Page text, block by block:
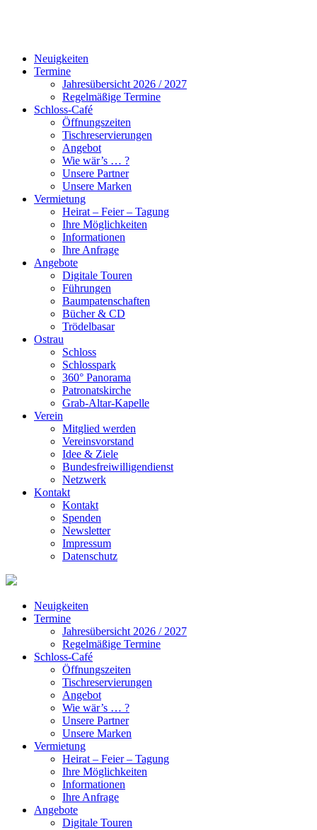
Neuigkeiten
Termine
Jahresübersicht 2026 / 2027
Regelmäßige Termine
Schloss-Café
Öffnungszeiten
Tischreservierungen
Angebot
Wie wär’s … ?
Unsere Partner
Unsere Marken
Vermietung
Heirat – Feier – Tagung
Ihre Möglichkeiten
Informationen
Ihre Anfrage
Angebote
Digitale Touren
Führungen
Baumpatenschaften
Bücher & CD
Trödelbasar
Ostrau
Schloss
Schlosspark
360° Panorama
Patronatskirche
Grab-Altar-Kapelle
Verein
Mitglied werden
Vereinsvorstand
Idee & Ziele
Bundesfreiwilligendienst
Netzwerk
Kontakt
Kontakt
Spenden
Newsletter
Impressum
Datenschutz
Neuigkeiten
Termine
Jahresübersicht 2026 / 2027
Regelmäßige Termine
Schloss-Café
Öffnungszeiten
Tischreservierungen
Angebot
Wie wär’s … ?
Unsere Partner
Unsere Marken
Vermietung
Heirat – Feier – Tagung
Ihre Möglichkeiten
Informationen
Ihre Anfrage
Angebote
Digitale Touren